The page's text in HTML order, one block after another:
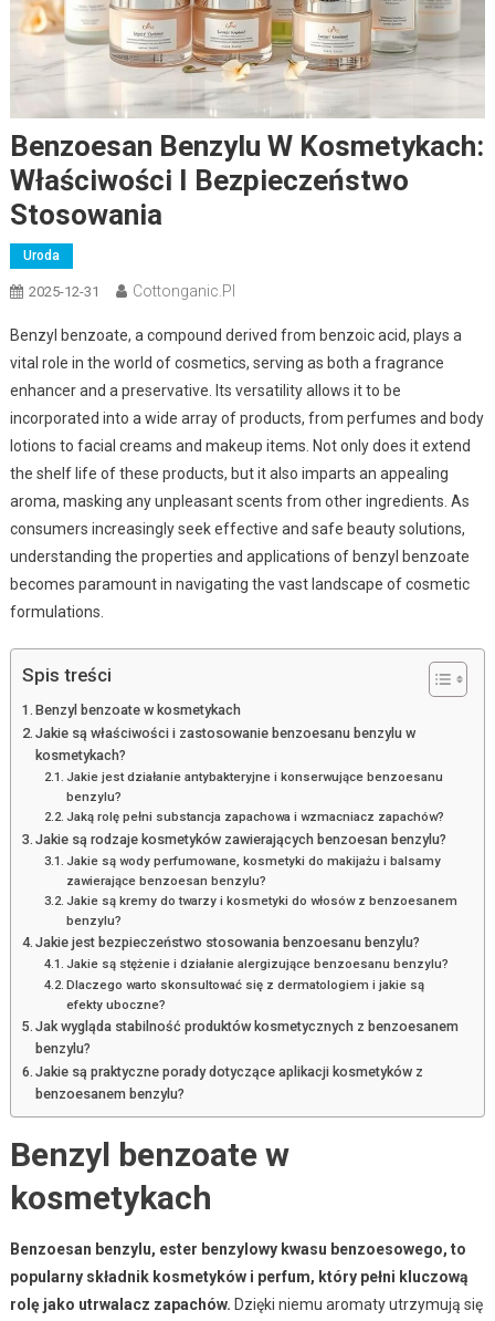
Benzoesan Benzylu W Kosmetykach:
Właściwości I Bezpieczeństwo
Stosowania
Uroda
2025-12-31 Cottonganic.pl
Benzyl benzoate, a compound derived from benzoic acid, plays a
vital role in the world of cosmetics, serving as both a fragrance
enhancer and a preservative. Its versatility allows it to be
incorporated into a wide array of products, from perfumes and body
lotions to facial creams and makeup items. Not only does it extend
the shelf life of these products, but it also imparts an appealing
aroma, masking any unpleasant scents from other ingredients. As
consumers increasingly seek effective and safe beauty solutions,
understanding the properties and applications of benzyl benzoate
becomes paramount in navigating the vast landscape of cosmetic
formulations.
Spis treści
Benzyl benzoate w kosmetykach
Jakie są właściwości i zastosowanie benzoesanu benzylu w
kosmetykach?
Jakie jest działanie antybakteryjne i konserwujące benzoesanu
benzylu?
Jaką rolę pełni substancja zapachowa i wzmacniacz zapachów?
Jakie są rodzaje kosmetyków zawierających benzoesan benzylu?
Jakie są wody perfumowane, kosmetyki do makijażu i balsamy
zawierające benzoesan benzylu?
Jakie są kremy do twarzy i kosmetyki do włosów z benzoesanem
benzylu?
Jakie jest bezpieczeństwo stosowania benzoesanu benzylu?
Jakie są stężenie i działanie alergizujące benzoesanu benzylu?
Dlaczego warto skonsultować się z dermatologiem i jakie są
efekty uboczne?
Jak wygląda stabilność produktów kosmetycznych z benzoesanem
benzylu?
Jakie są praktyczne porady dotyczące aplikacji kosmetyków z
benzoesanem benzylu?
Benzyl benzoate w
kosmetykach
Benzoesan benzylu, ester benzylowy kwasu benzoesowego, to
popularny składnik kosmetyków i perfum, który pełni kluczową
rolę jako utrwalacz zapachów. Dzięki niemu aromaty utrzymują się